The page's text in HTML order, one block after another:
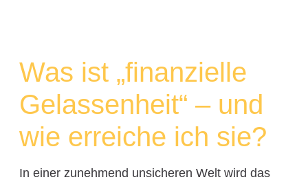
Was ist „finanzielle
Gelassenheit“ – und
wie erreiche ich sie?
In einer zunehmend unsicheren Welt wird das